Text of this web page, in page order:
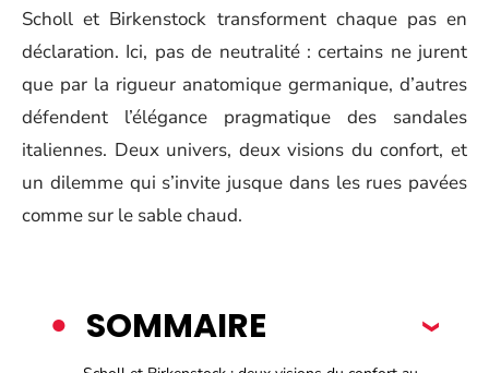
Scholl et Birkenstock transforment chaque pas en
déclaration. Ici, pas de neutralité : certains ne jurent
que par la rigueur anatomique germanique, d’autres
défendent l’élégance pragmatique des sandales
italiennes. Deux univers, deux visions du confort, et
un dilemme qui s’invite jusque dans les rues pavées
comme sur le sable chaud.
SOMMAIRE